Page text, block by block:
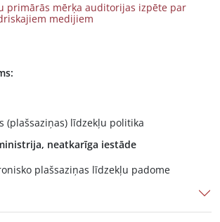
medijiem
(plašsaziņas) līdzekļu politika
neatkarīga iestāde
plašsaziņas līdzekļu padome